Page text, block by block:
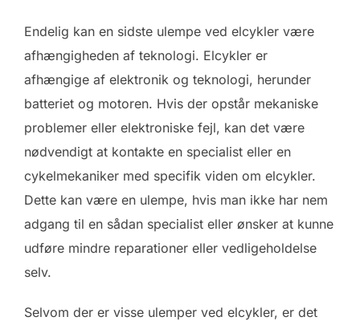
Endelig kan en sidste ulempe ved elcykler være
afhængigheden af teknologi. Elcykler er
afhængige af elektronik og teknologi, herunder
batteriet og motoren. Hvis der opstår mekaniske
problemer eller elektroniske fejl, kan det være
nødvendigt at kontakte en specialist eller en
cykelmekaniker med specifik viden om elcykler.
Dette kan være en ulempe, hvis man ikke har nem
adgang til en sådan specialist eller ønsker at kunne
udføre mindre reparationer eller vedligeholdelse
selv.
Selvom der er visse ulemper ved elcykler, er det